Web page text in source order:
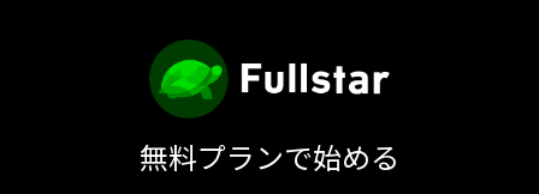
無料プランで始める